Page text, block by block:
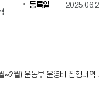
등록일
월) 운동부 운영비 집행내역